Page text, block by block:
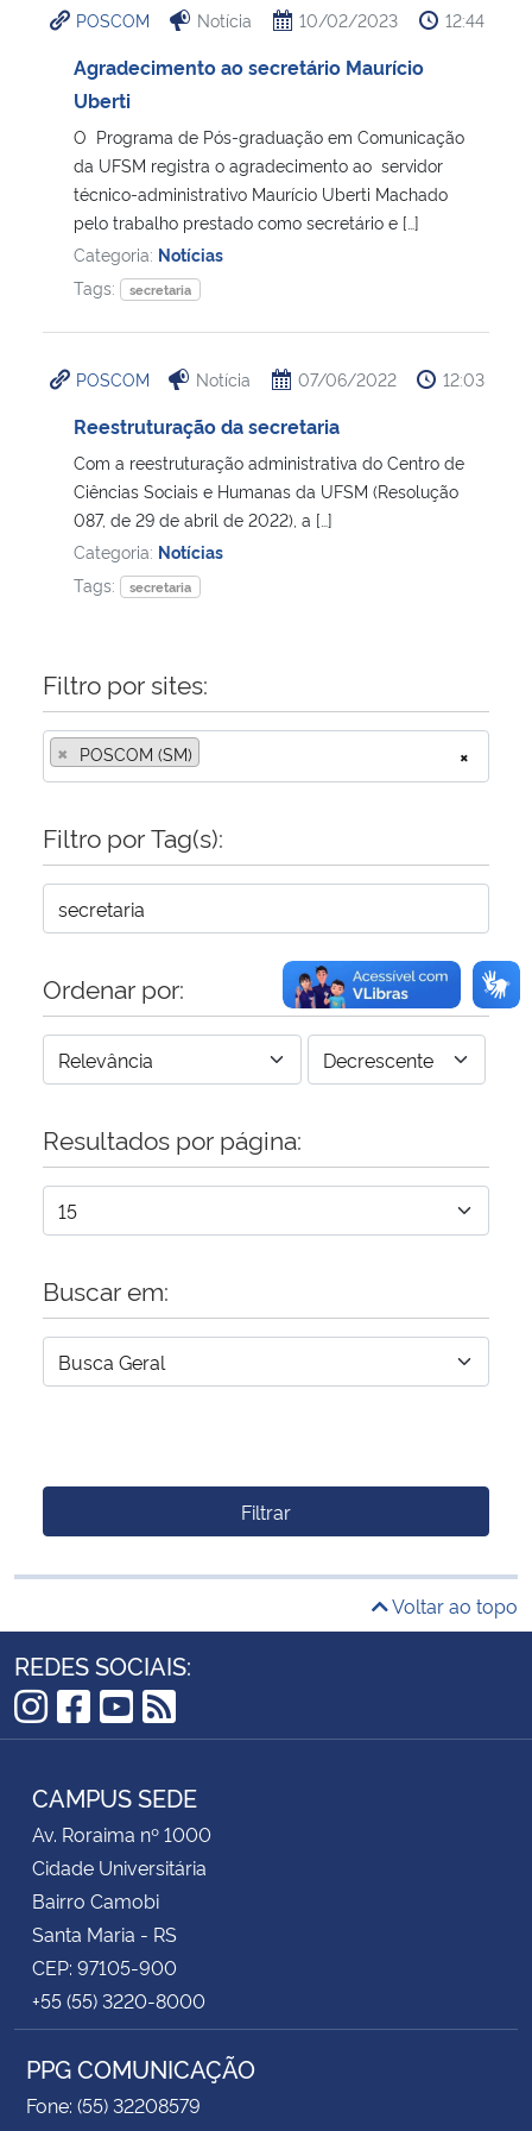
Ministério da Cidadania
Ministério da Saúde
Ministério de Minas e Energia
Ministério do Meio Ambiente
Ministério do Turismo
Controladoria-Geral da União
Ministério da Mulher, da Família e dos Direitos Humanos
Secretaria-Geral
Gabinete de Segurança Institucional
Advocacia-Geral da União
Banco Central do Brasil
POSCOM Notícia 10/02/2023 12:44
Agradecimento ao secretário Maurício
Uberti
O Programa de Pós-graduação em Comunicação
da UFSM registra o agradecimento ao servidor
técnico-administrativo Maurício Uberti Machado
pelo trabalho prestado como secretário e […]
Categoria: Notícias
Tags:
secretaria
POSCOM Notícia 07/06/2022 12:03
Reestruturação da secretaria
Com a reestruturação administrativa do Centro de
Ciências Sociais e Humanas da UFSM (Resolução
087, de 29 de abril de 2022), a […]
Categoria: Notícias
Tags:
secretaria
Filtro por sites:
×
× POSCOM (SM)
Filtro por Tag(s):
Ordenar por:
Resultados por página:
Buscar em:
Filtrar
Voltar ao topo
REDES SOCIAIS:
Instagram
Facebook
YouTube
RSS
CAMPUS SEDE
Av. Roraima nº 1000
Cidade Universitária
Bairro Camobi
Santa Maria - RS
CEP: 97105-900
+55 (55) 3220-8000
PPG COMUNICAÇÃO
Fone: (55) 32208579